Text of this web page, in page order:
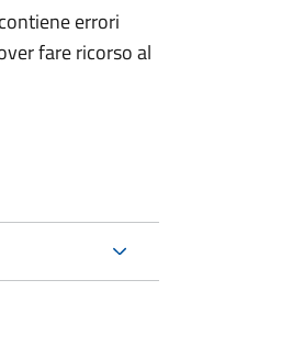
errori
fare ricorso al